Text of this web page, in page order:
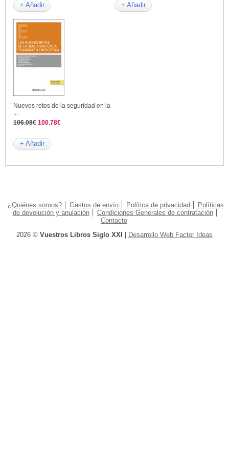
+ Añadir + Añadir
Nuevos retos de la seguridad en la
...
106.08€ 100.78€
+ Añadir
¿Quiénes somos? Gastos de envío Política de privacidad
Políticas
de devolución y anulación
Condiciones Generales de contratación
Contacto
2026 © Vuestros Libros Siglo XXI Desarrollo Web Factor Ideas